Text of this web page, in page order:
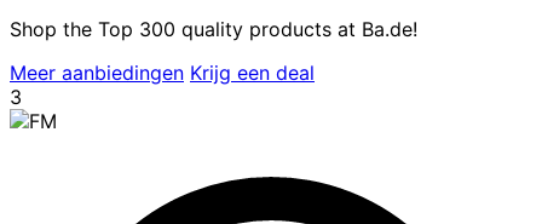
Shop the Top 300 quality products at Ba.de!
Meer aanbiedingen Krijg een deal
3